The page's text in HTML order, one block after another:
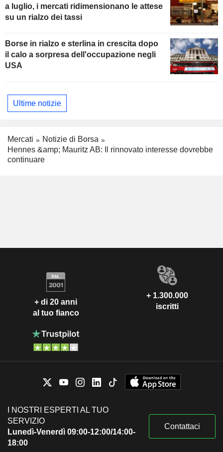
a luglio, i mercati ridimensionano le attese
su un rialzo dei tassi
Borse in rialzo e sterlina in crescita dopo
il calo a sorpresa dell'occupazione negli
USA
Ultime notizie
Mercati
Notizie di Borsa
Hennes &amp; Mauritz AB: Il rinnovato interesse dovrebbe
continuare
+ di 20 anni
al tuo fianco
+ 1.300.000
iscritti
I NOSTRI ESPERTI AL TUO
SERVIZIO
Lunedì-Venerdì 09:00-12:00/14:00-
18:00
Contattaci